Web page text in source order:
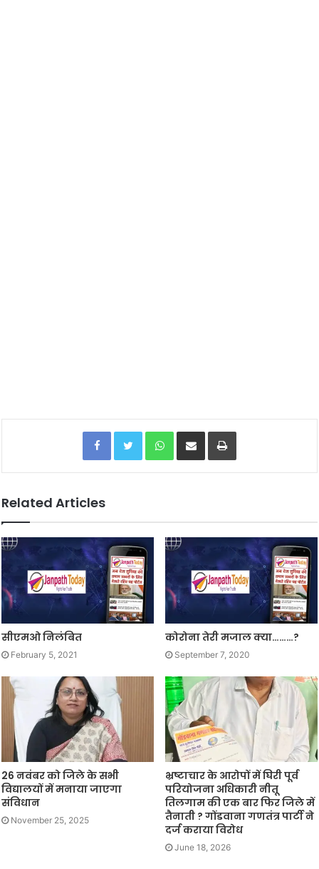
Facebook Twitter WhatsApp
Related Articles
सीएमओ निलंबित
February 5, 2021
कोरोना तेरी मजाल क्या………?
September 7, 2020
26 नवंबर को जिले के सभी
विद्यालयों में मनाया जाएगा
संविधान
November 25, 2025
भ्रष्टाचार के आरोपों में घिरी पूर्व
परियोजना अधिकारी नीतू
तिलगाम की एक बार फिर जिले में
तैनाती ? गोंडवाना गणतंत्र पार्टी ने
दर्ज कराया विरोध
June 18, 2026